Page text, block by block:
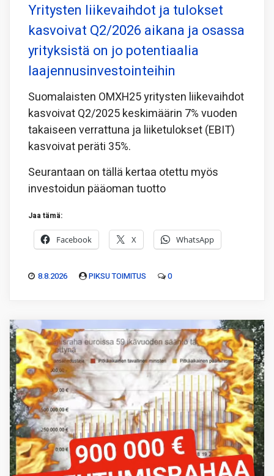
Yritysten liikevaihdot ja tulokset
kasvoivat Q2/2026 aikana ja osassa
yrityksistä on jo potentiaalia
laajennusinvestointeihin
Suomalaisten OMXH25 yritysten liikevaihdot
kasvoivat Q2/2025 keskimäärin 7% vuoden
takaiseen verrattuna ja liiketulokset (EBIT)
kasvoivat peräti 35%.
Seurantaan on tällä kertaa otettu myös
investoidun pääoman tuotto
Jaa tämä:
Facebook X WhatsApp
8.8.2026 PIKSU TOIMITUS 0